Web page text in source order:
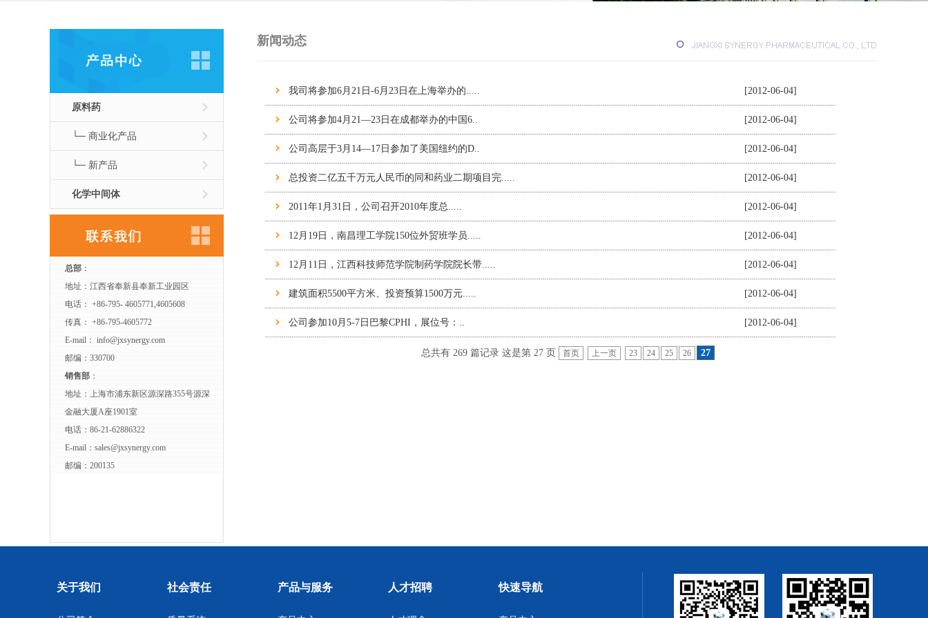
原料药
└─ 商业化产品
└─ 新产品
化学中间体
总部 ：
地址：江西省奉新县奉新工业园区
电话： +86-795- 4605771,4605608
传真： +86-795-4605772
E-mail： info@jxsynergy.com
邮编：330700
销售部 ：
地址：上海市浦东新区源深路355号源深
金融大厦A座1901室
电话：86-21-62886322
E-mail： sales@jxsynergy.com
邮编：200135
新闻动态
我司将参加6月21日-6月23日在上海举办的..... [2012-06-04]
公司将参加4月21—23日在成都举办的中国6.. [2012-06-04]
公司高层于3月14—17日参加了美国纽约的D.. [2012-06-04]
总投资二亿五千万元人民币的同和药业二期项目完..... [2012-06-04]
2011年1月31日，公司召开2010年度总..... [2012-06-04]
12月19日，南昌理工学院150位外贸班学员..... [2012-06-04]
12月11日，江西科技师范学院制药学院院长带..... [2012-06-04]
建筑面积5500平方米、投资预算1500万元..... [2012-06-04]
公司参加10月5-7日巴黎CPHI，展位号： .. [2012-06-04]
总共有 269 篇记录 这是第 27 页 首页 上一页 23 24 25 26 27
关于我们 社会责任 产品与服务 人才招聘 快速导航